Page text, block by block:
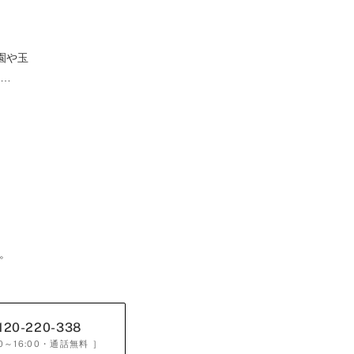
や玉
220-338
～16:00 ・通話無料 ］